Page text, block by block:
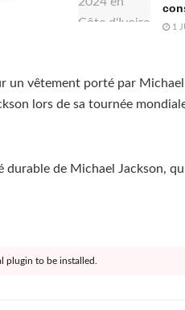
1
un vêtement porté par
lors de sa tournée
de Michael Jackson,
plugin to be installed.